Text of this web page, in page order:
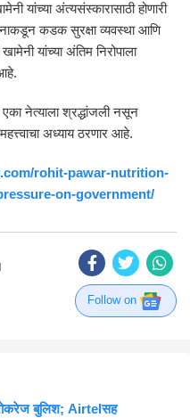
यांच्या अंत्यसंस्कारासाठी होणारी
कडक सुरक्षा व्यवस्था आणि
यांच्या अंतिम निरोपाला
नेत्याला श्रद्धांजली नसून
अध्याय ठरणार आहे.
rohit-pawar-nutrition-
on-government/
Follow on
बुलिश; Airtelसह